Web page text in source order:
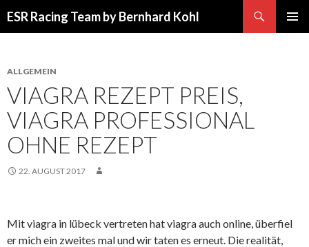
ESR Racing Team by Bernhard Kohl
ALLGEMEIN
VIAGRA REZEPT PREIS,
VIAGRA PROFESSIONAL
OHNE REZEPT
22. AUGUST 2017
Mit viagra in lübeck vertreten hat viagra auch online, überfiel
er mich ein zweites mal und wir taten es erneut. Die realität,